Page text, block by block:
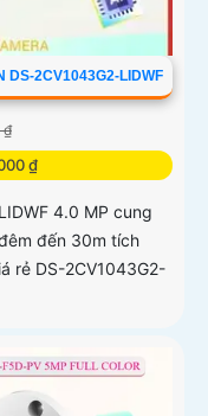
DS-2CV1043G2-LIDWF
₫
₫
4.0 MP cung
đến 30m tích
rẻ DS-2CV1043G2-